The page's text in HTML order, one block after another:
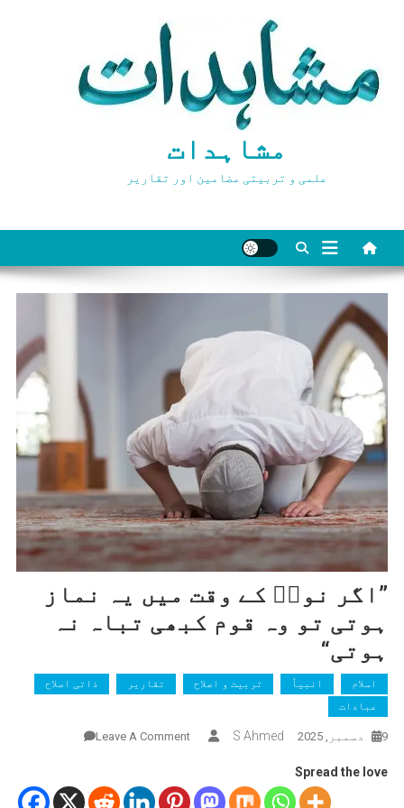
مشاہدات
علمی و تربیتی مضامین اور تقاریر
”اگر نوحؑ کے وقت میں یہ نماز
ہوتی تو وہ قوم کبھی تباہ نہ
ہوتی“
اسلام انبیاٗ تربیت و اصلاح تقاریر
ذاتی اصلاح
عبادات
9 دسمبر, 2025 S Ahmed
Leave A Comment
کے
Spread the love